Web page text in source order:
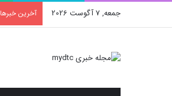
جمعه, 7 آگوست 2026 آخرین خبرها